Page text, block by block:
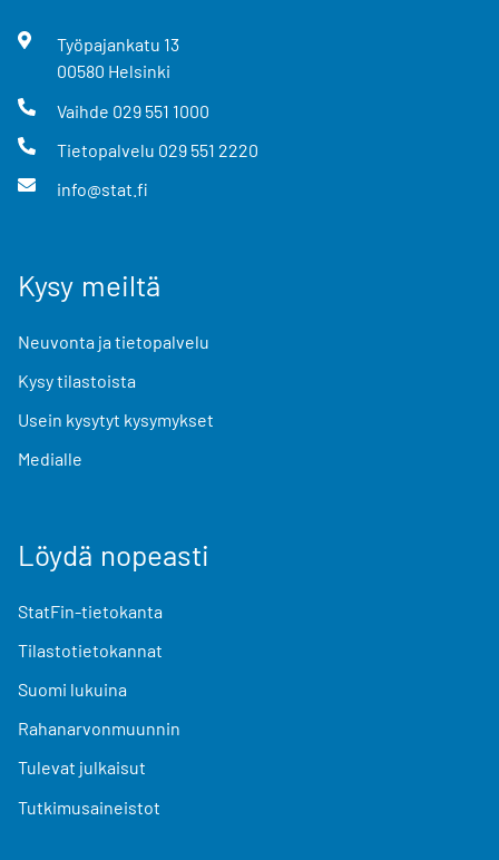
Työpajankatu 13
00580 Helsinki
Vaihde 029 551 1000
Tietopalvelu 029 551 2220
info@stat.fi
Kysy meiltä
Neuvonta ja tietopalvelu
Kysy tilastoista
Usein kysytyt kysymykset
Medialle
Löydä nopeasti
StatFin-tietokanta
Tilastotietokannat
Suomi lukuina
Rahanarvonmuunnin
Tulevat julkaisut
Tutkimusaineistot